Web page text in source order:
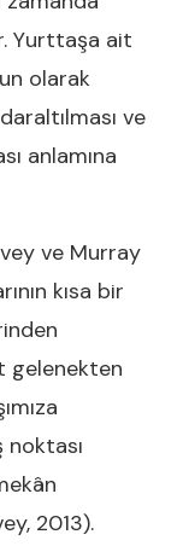
Yurttaşa ait
olarak
ve
anlamına
ve Murray
kısa bir
gelenekten
noktası
2013).